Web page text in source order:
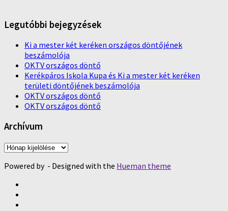
Legutóbbi bejegyzések
Ki a mester két keréken országos döntőjének
beszámolója
OKTV országos döntő
Kerékpáros Iskola Kupa és Ki a mester két keréken
területi döntőjének beszámolója
OKTV országos döntő
OKTV országos döntő
Archívum
Archívum
Powered by - Designed with the Hueman theme